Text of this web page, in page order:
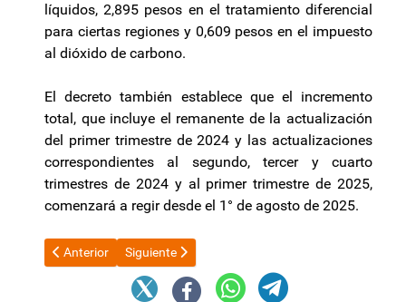
líquidos, 2,895 pesos en el tratamiento diferencial
para ciertas regiones y 0,609 pesos en el impuesto
al dióxido de carbono.
El decreto también establece que el incremento
total, que incluye el remanente de la actualización
del primer trimestre de 2024 y las actualizaciones
correspondientes al segundo, tercer y cuarto
trimestres de 2024 y al primer trimestre de 2025,
comenzará a regir desde el 1° de agosto de 2025.
Artículo anterior: El próximo martes 8 de julio comienza el
Anterior Artículo siguiente: Raúl Jalil: “La situación es
Siguiente